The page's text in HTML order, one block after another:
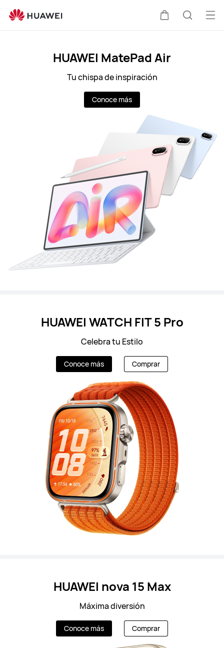
HUAWEI MatePad Air
Tu chispa de inspiración
Conoce más
HUAWEI WATCH FIT 5 Pro
Celebra tu Estilo
Conoce más Comprar
HUAWEI nova 15 Max
Máxima diversión
Conoce más Comprar